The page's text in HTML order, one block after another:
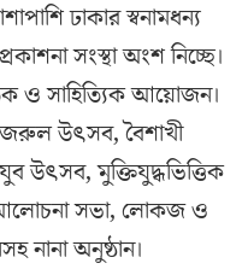
ঢাকার স্বনামধন্য
সংস্থা অংশ নিচ্ছে।
ও সাহিত্যিক আয়োজন।
উৎসব, বৈশাখী
মুক্তিযুদ্ধভিত্তিক
সভা, লোকজ ও
নানা অনুষ্ঠান।